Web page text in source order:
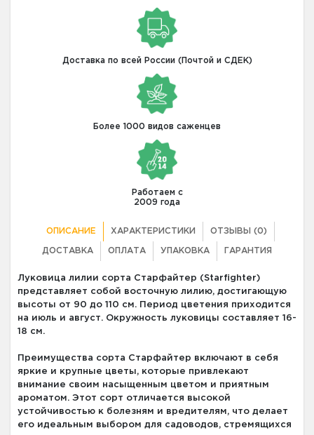
Доставка по всей России (Почтой и СДЕК)
Более 1000 видов саженцев
Работаем с
2009 года
ОПИСАНИЕ ХАРАКТЕРИСТИКИ ОТЗЫВЫ (0)
ДОСТАВКА ОПЛАТА УПАКОВКА ГАРАНТИЯ
Луковица лилии сорта Старфайтер (Starfighter)
представляет собой восточную лилию, достигающую
высоты от 90 до 110 см. Период цветения приходится
на июль и август. Окружность луковицы составляет 16-
18 см.
Преимущества сорта Старфайтер включают в себя
яркие и крупные цветы, которые привлекают
внимание своим насыщенным цветом и приятным
ароматом. Этот сорт отличается высокой
устойчивостью к болезням и вредителям, что делает
его идеальным выбором для садоводов, стремящихся